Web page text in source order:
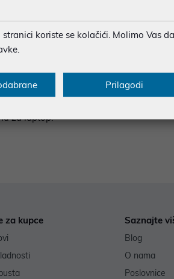
dok crtate po površini tableta,
i digitalno potpisivanje dokumenata.
proširenja memorije SD
(OLED ili LCD),trajanje baterijete
za laptop.
za kupce Saznajte
Blog
O nama
Poslovnice
koriste se kolačići. Molimo Vas
Prilagodi